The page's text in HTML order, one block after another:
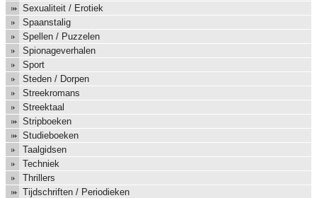
Sexualiteit / Erotiek
Spaanstalig
Spellen / Puzzelen
Spionageverhalen
Sport
Steden / Dorpen
Streekromans
Streektaal
Stripboeken
Studieboeken
Taalgidsen
Techniek
Thrillers
Tijdschriften / Periodieken